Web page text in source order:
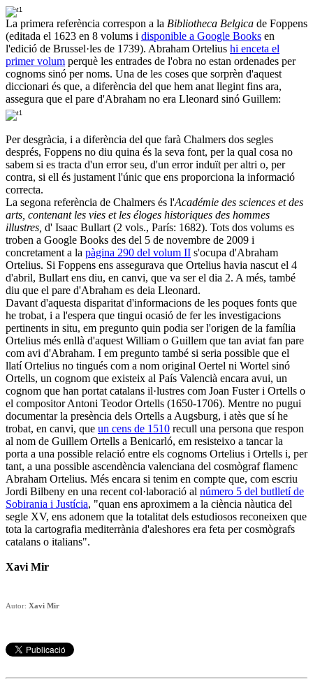
La primera referència correspon a la Bibliotheca Belgica de Foppens
(editada el 1623 en 8 volums i disponible a Google Books en
l'edició de Brussel·les de 1739). Abraham Ortelius hi enceta el
primer volum perquè les entrades de l'obra no estan ordenades per
cognoms sinó per noms. Una de les coses que sorprèn d'aquest
diccionari és que, a diferència del que hem anat llegint fins ara,
assegura que el pare d'Abraham no era Lleonard sinó Guillem:
Per desgràcia, i a diferència del que farà Chalmers dos segles
després, Foppens no diu quina és la seva font, per la qual cosa no
sabem si es tracta d'un error seu, d'un error induït per altri o, per
contra, si ell és justament l'únic que ens proporciona la informació
correcta.
La segona referència de Chalmers és l'Académie des sciences et des
arts, contenant les vies et les éloges historiques des hommes
illustres, d' Isaac Bullart (2 vols., París: 1682). Tots dos volums es
troben a Google Books des del 5 de novembre de 2009 i
concretament a la pàgina 290 del volum II s'ocupa d'Abraham
Ortelius. Si Foppens ens assegurava que Ortelius havia nascut el 4
d'abril, Bullart ens diu, en canvi, que va ser el dia 2. A més, també
diu que el pare d'Abraham es deia Lleonard.
Davant d'aquesta disparitat d'informacions de les poques fonts que
he trobat, i a l'espera que tingui ocasió de fer les investigacions
pertinents in situ, em pregunto quin podia ser l'origen de la família
Ortelius més enllà d'aquest William o Guillem que tan aviat fan pare
com avi d'Abraham. I em pregunto també si seria possible que el
llatí Ortelius no tingués com a nom original Oertel ni Wortel sinó
Ortells, un cognom que existeix al País Valencià encara avui, un
cognom que han portat catalans il·lustres com Joan Fuster i Ortells o
el compositor Antoni Teodor Ortells (1650-1706). Mentre no pugui
documentar la presència dels Ortells a Augsburg, i atès que sí he
trobat, en canvi, que un cens de 1510 recull una persona que respon
al nom de Guillem Ortells a Benicarló, em resisteixo a tancar la
porta a una possible relació entre els cognoms Ortelius i Ortells i, per
tant, a una possible ascendència valenciana del cosmògraf flamenc
Abraham Ortelius. Més encara si tenim en compte que, com escriu
Jordi Bilbeny en una recent col·laboració al número 5 del butlletí de
Sobirania i Justícia, "quan ens aproximem a la ciència nàutica del
segle XV, ens adonem que la totalitat dels estudiosos reconeixen que
tota la cartografia mediterrània d'aleshores era feta per cosmògrafs
catalans o italians".
Xavi Mir
Autor: Xavi Mir